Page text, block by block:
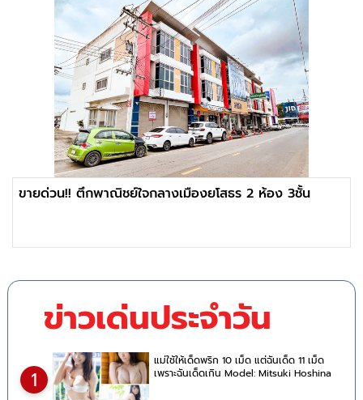
ขายด่วน!! ตึกพาณิชย์ใจกลางเมืองยโสธร 2 ห้อง 3ชั้น
ข่าวเด่นประจำวัน
1
แม่ใช้ให้เด็ดพริก 10 เม็ด แต่ฉันเด็ด 11 เม็ด
เพราะฉันเด็ดเกิน Model: Mitsuki Hoshina